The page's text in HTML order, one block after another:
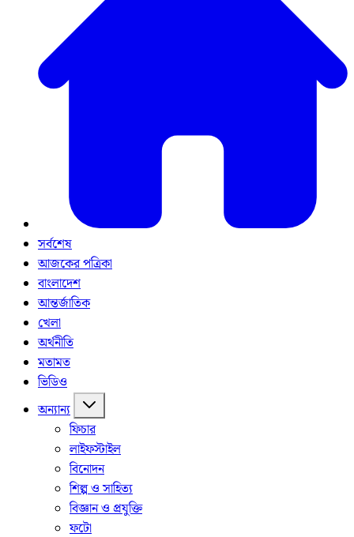
সর্বশেষ
আজকের পত্রিকা
বাংলাদেশ
আন্তর্জাতিক
খেলা
অর্থনীতি
মতামত
ভিডিও
অন্যান্য
ফিচার
লাইফস্টাইল
বিনোদন
শিল্প ও সাহিত্য
বিজ্ঞান ও প্রযুক্তি
ফটো